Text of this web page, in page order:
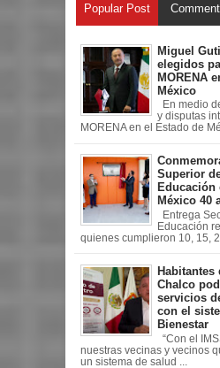
Popular Post
Miguel
elegidos
MORENA
México
En medio
y disputas
MORENA en el Estado de
Superior
Educación
México 40
Entrega
Educación
quienes cumplieron 10, 15,
Habitantes
Chalco
servicios
con el
Bienestar
“Con el
nuestras vecinas y vecinos
un sistema de salud ...